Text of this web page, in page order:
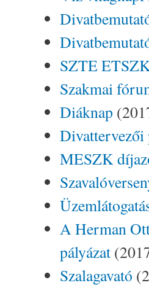
SZTE
Szakmai
Diáknap
Divattervezői
MESZK
A Herman
pályázat
Szalagavató